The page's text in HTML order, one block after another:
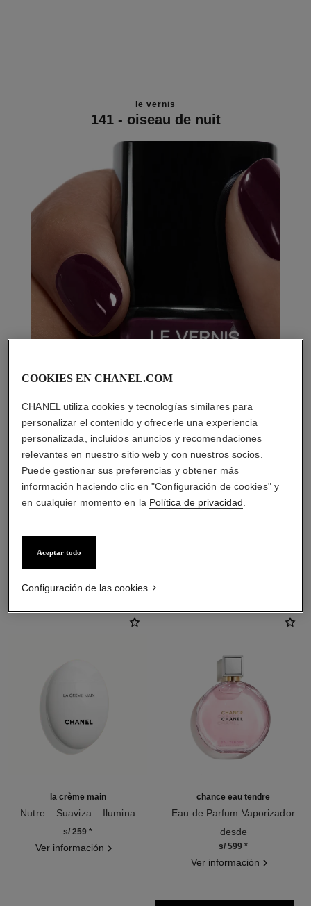
le vernis
141 - oiseau de nuit
la crème main
Nutre – Suaviza – Ilumina
s/ 259 *
Ver información
chance eau tendre
Eau de Parfum Vaporizador
desde
s/ 599 *
Ver información
COOKIES EN CHANEL.COM
CHANEL utiliza cookies y tecnologías similares para
personalizar el contenido y ofrecerle una experiencia
personalizada, incluidos anuncios y recomendaciones
relevantes en nuestro sitio web y con nuestros socios.
Puede gestionar sus preferencias y obtener más
información haciendo clic en "Configuración de cookies" y
en cualquier momento en la Política de privacidad
Aceptar todo
Configuración de las cookies